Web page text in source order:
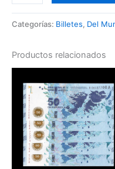
Categorías: Billetes, Del
Productos relacionados